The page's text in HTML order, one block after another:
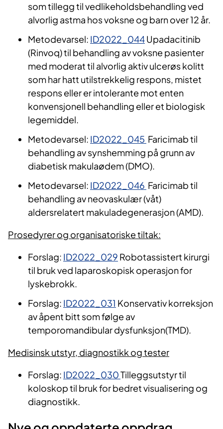
som tillegg til vedlikeholdsbehandling ved
alvorlig astma hos voksne og barn over 12 år.
Metodevarsel: ID2022_044Upadacitinib
(Rinvoq) til behandling av voksne pasienter
med moderat til alvorlig aktiv ulcerøs kolitt
som har hatt utilstrekkelig respons, mistet
respons eller er intolerante mot enten
konvensjonell behandling eller et biologisk
legemiddel.
Metodevarsel: ID2022_045 Faricimab til
behandling av synshemming på grunn av
diabetisk makulaødem (DMO).
Metodevarsel: ID2022_046 Faricimab til
behandling av neovaskulær (våt)
aldersrelatert makuladegenerasjon (AMD).
Prosedyrer og organisatoriske tiltak:
Forslag: ID2022_029 Robotassistert kirurgi
til bruk ved laparoskopisk operasjon for
lyskebrokk.
Forslag: ID2022_031 Konservativ korreksjon
av åpent bitt som følge av
temporomandibular dysfunksjon(TMD).
Medisinsk utstyr, diagnostikk og tester
Forslag: ID2022_030Tilleggsutstyr til
koloskop til bruk for bedret visualisering og
diagnostikk.